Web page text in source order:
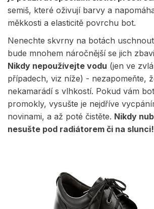
semiš, které oživují barvy a
měkkosti a elasticitě povrchu bot.
Nenechte skvrny na botách
bude mnohem náročnější se jich
Nikdy nepoužívejte vodu (jen ve
případech, viz níže) - nezapomeňte,
nekamarádí s vlhkostí. Pokud vám
promokly, vysušte je nejdříve
novinami, a až poté čistěte. Nikdy
nesušte pod radiátorem či na slunci!